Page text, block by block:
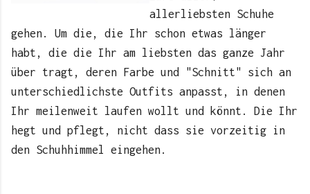
allerliebsten Schuhe
gehen. Um die, die Ihr schon etwas länger
habt, die die Ihr am liebsten das ganze Jahr
über tragt, deren Farbe und "Schnitt" sich an
unterschiedlichste Outfits anpasst, in denen
Ihr meilenweit laufen wollt und könnt. Die Ihr
hegt und pflegt, nicht dass sie vorzeitig in
den Schuhhimmel eingehen.